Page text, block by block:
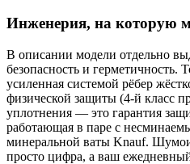
Инженерия, на которую
В описании модели отдельно
безопасность и герметичность.
усиленная системой рёбер
физической защиты (4-й класс
уплотнения — это гарантия
работающая в паре с
минеральной ваты Knauf.
просто цифра, а ваш